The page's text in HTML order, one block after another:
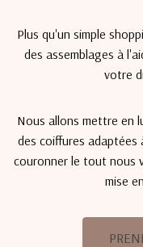
Plus qu'un simple
des assemblages à
votre
Nous allons mettre en
des coiffures adaptées
couronner le tout nous
mise